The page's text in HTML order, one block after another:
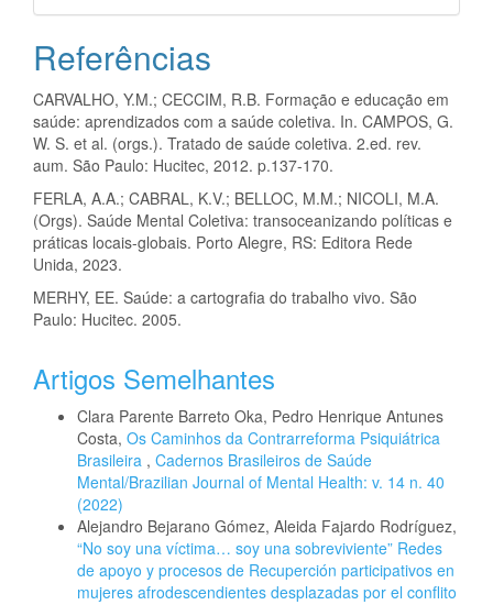
Referências
CARVALHO, Y.M.; CECCIM, R.B. Formação e educação em
saúde: aprendizados com a saúde coletiva. In. CAMPOS, G.
W. S. et al. (orgs.). Tratado de saúde coletiva. 2.ed. rev.
aum. São Paulo: Hucitec, 2012. p.137-170.
FERLA, A.A.; CABRAL, K.V.; BELLOC, M.M.; NICOLI, M.A.
(Orgs). Saúde Mental Coletiva: transoceanizando políticas e
práticas locais-globais. Porto Alegre, RS: Editora Rede
Unida, 2023.
MERHY, EE. Saúde: a cartografia do trabalho vivo. São
Paulo: Hucitec. 2005.
Artigos Semelhantes
Clara Parente Barreto Oka, Pedro Henrique Antunes
Costa, Os Caminhos da Contrarreforma Psiquiátrica
Brasileira , Cadernos Brasileiros de Saúde
Mental/Brazilian Journal of Mental Health: v. 14 n. 40
(2022)
Alejandro Bejarano Gómez, Aleida Fajardo Rodríguez,
“No soy una víctima… soy una sobreviviente” Redes
de apoyo y procesos de Recuperción participativos en
mujeres afrodescendientes desplazadas por el conflito